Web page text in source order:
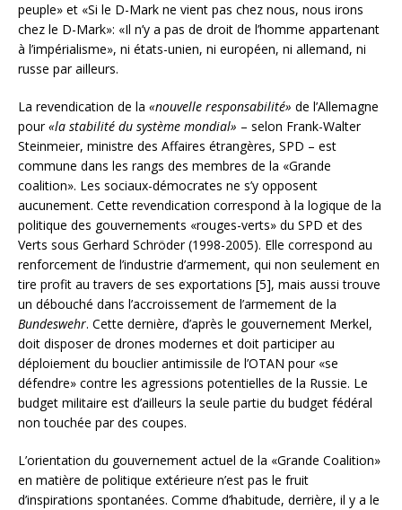
peuple» et «Si le D-Mark ne vient pas chez nous, nous irons
chez le D-Mark»: «Il n’y a pas de droit de l’homme appartenant
à l’impérialisme», ni états-unien, ni européen, ni allemand, ni
russe par ailleurs.
La revendication de la «nouvelle responsabilité» de l’Allemagne
pour«la stabilité du système mondial» – selon Frank-Walter
Steinmeier, ministre des Affaires étrangères, SPD – est
commune dans les rangs des membres de la «Grande
coalition». Les sociaux-démocrates ne s’y opposent
aucunement. Cette revendication correspond à la logique de la
politique des gouvernements «rouges-verts» du SPD et des
Verts sous Gerhard Schröder (1998-2005). Elle correspond au
renforcement de l’industrie d’armement, qui non seulement en
tire profit au travers de ses exportations [5], mais aussi trouve
un débouché dans l’accroissement de l’armement de la
Bundeswehr. Cette dernière, d’après le gouvernement Merkel,
doit disposer de drones modernes et doit participer au
déploiement du bouclier antimissile de l’OTAN pour «se
défendre» contre les agressions potentielles de la Russie. Le
budget militaire est d’ailleurs la seule partie du budget fédéral
non touchée par des coupes.
L’orientation du gouvernement actuel de la «Grande Coalition»
en matière de politique extérieure n’est pas le fruit
d’inspirations spontanées. Comme d’habitude, derrière, il y a le